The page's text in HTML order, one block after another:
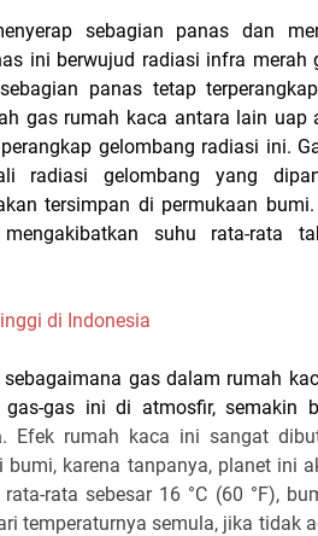
sebagian panas dan
ini berwujud radiasi infra merah
panas tetap
gas rumah kaca antara lain uap
gelombang radiasi ini.
radiasi gelombang yang
tersimpan di permukaan
suhu rata-rata
di Indonesia
gas dalam rumah
gas-gas ini di atmosfir, semakin
. Efek rumah kaca ini sangat
karena tanpanya, planet ini
rata sebesar 16 °C (60 °F),
temperaturnya semula, jika tidak